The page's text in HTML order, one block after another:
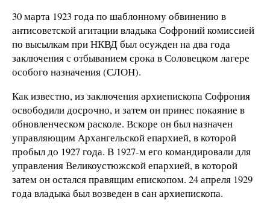
30 марта 1923 года по шаблонному обвинению в
антисоветской агитации владыка Софроний комиссией
по высылкам при НКВД был осужден на два года
заключения с отбыванием срока в Соловецком лагере
особого назначения (СЛОН).
Как известно, из заключения архиепископа Софрония
освободили досрочно, и затем он принес покаяние в
обновленческом расколе. Вскоре он был назначен
управляющим Архангельской епархией, в которой
пробыл до 1927 года. В 1927-м его командировали для
управления Великоустюжской епархией, в которой
затем он остался правящим епископом. 24 апреля 1929
года владыка был возведен в сан архиепископа.